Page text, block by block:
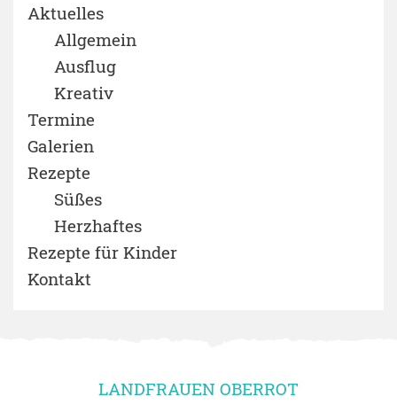
Aktuelles
Allgemein
Ausflug
Kreativ
Termine
Galerien
Rezepte
Süßes
Herzhaftes
Rezepte für Kinder
Kontakt
LANDFRAUEN OBERROT